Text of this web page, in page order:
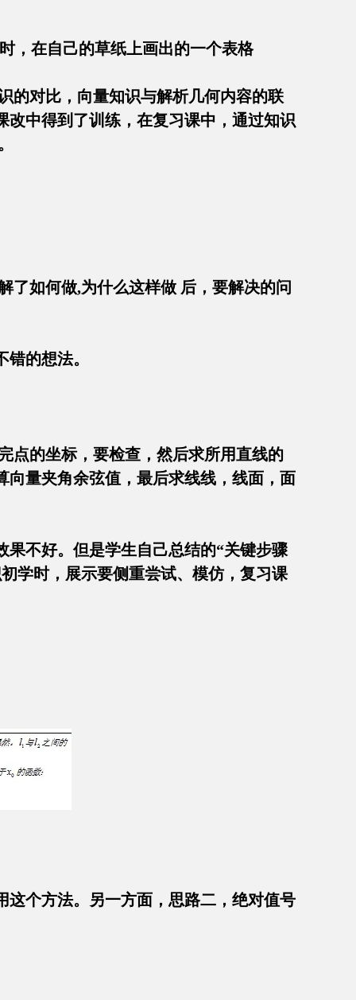
时，在自己的草纸上画出的一个表格
的对比，向量知识与解析几何内容的联
中得到了训练，在复习课中，通过知识
。
了如何做,为什么这样做 后，要解决的问
不错的想法。
点的坐标，要检查，然后求所用直线的
量夹角余弦值，最后求线线，线面，面
不好。但是学生自己总结的“关键步骤
学时，展示要侧重尝试、模仿，复习课
个方法。另一方面，思路二，绝对值号